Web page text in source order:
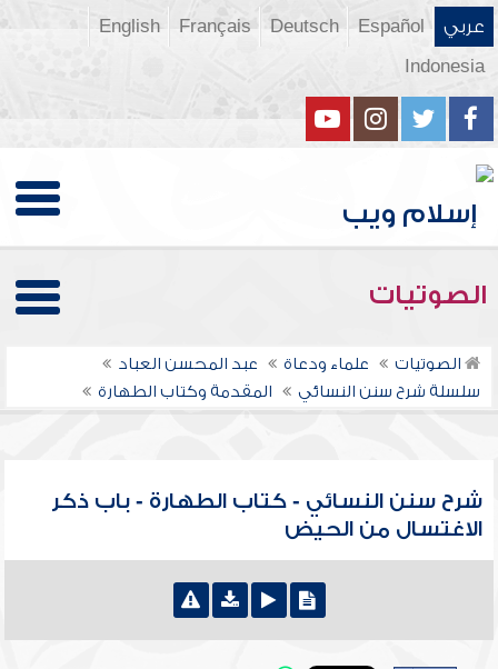
عربي Español
Deutsch
Français
English
Indonesia
الصوتيات
الصوتيات علماء ودعاة
عبد المحسن العباد
سلسلة شرح سنن النسائي
المقدمة وكتاب الطهارة
شرح سنن النسائي - كتاب الطهارة - باب ذكر
الاغتسال من الحيض